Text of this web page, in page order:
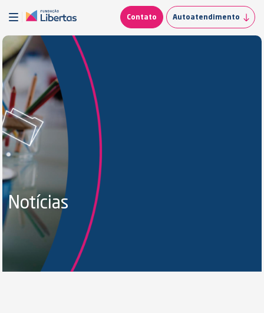
Contato Autoatendimento
Notícias